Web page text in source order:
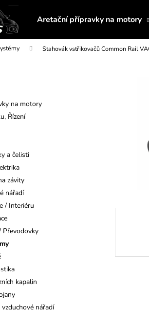
Aretační přípravky na motory
Stahovák vstřikovačů Common Rail
na motory
Řízení
a čelisti
závity
nářadí
/ Interiéru
Převodovky
kapalin
nářadí
Co
KLÍČŮ NA
OKA) 8–32 MM –